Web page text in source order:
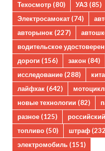
Техосмотр (80) УАЗ (85)
Электросамокат (74)
авторынок (227)
водительское
дороги (156) закон (84)
исследование (288)
лайфхак (642)
новые технологии (82)
разное (125)
топливо (50) штраф
электромобиль (151)